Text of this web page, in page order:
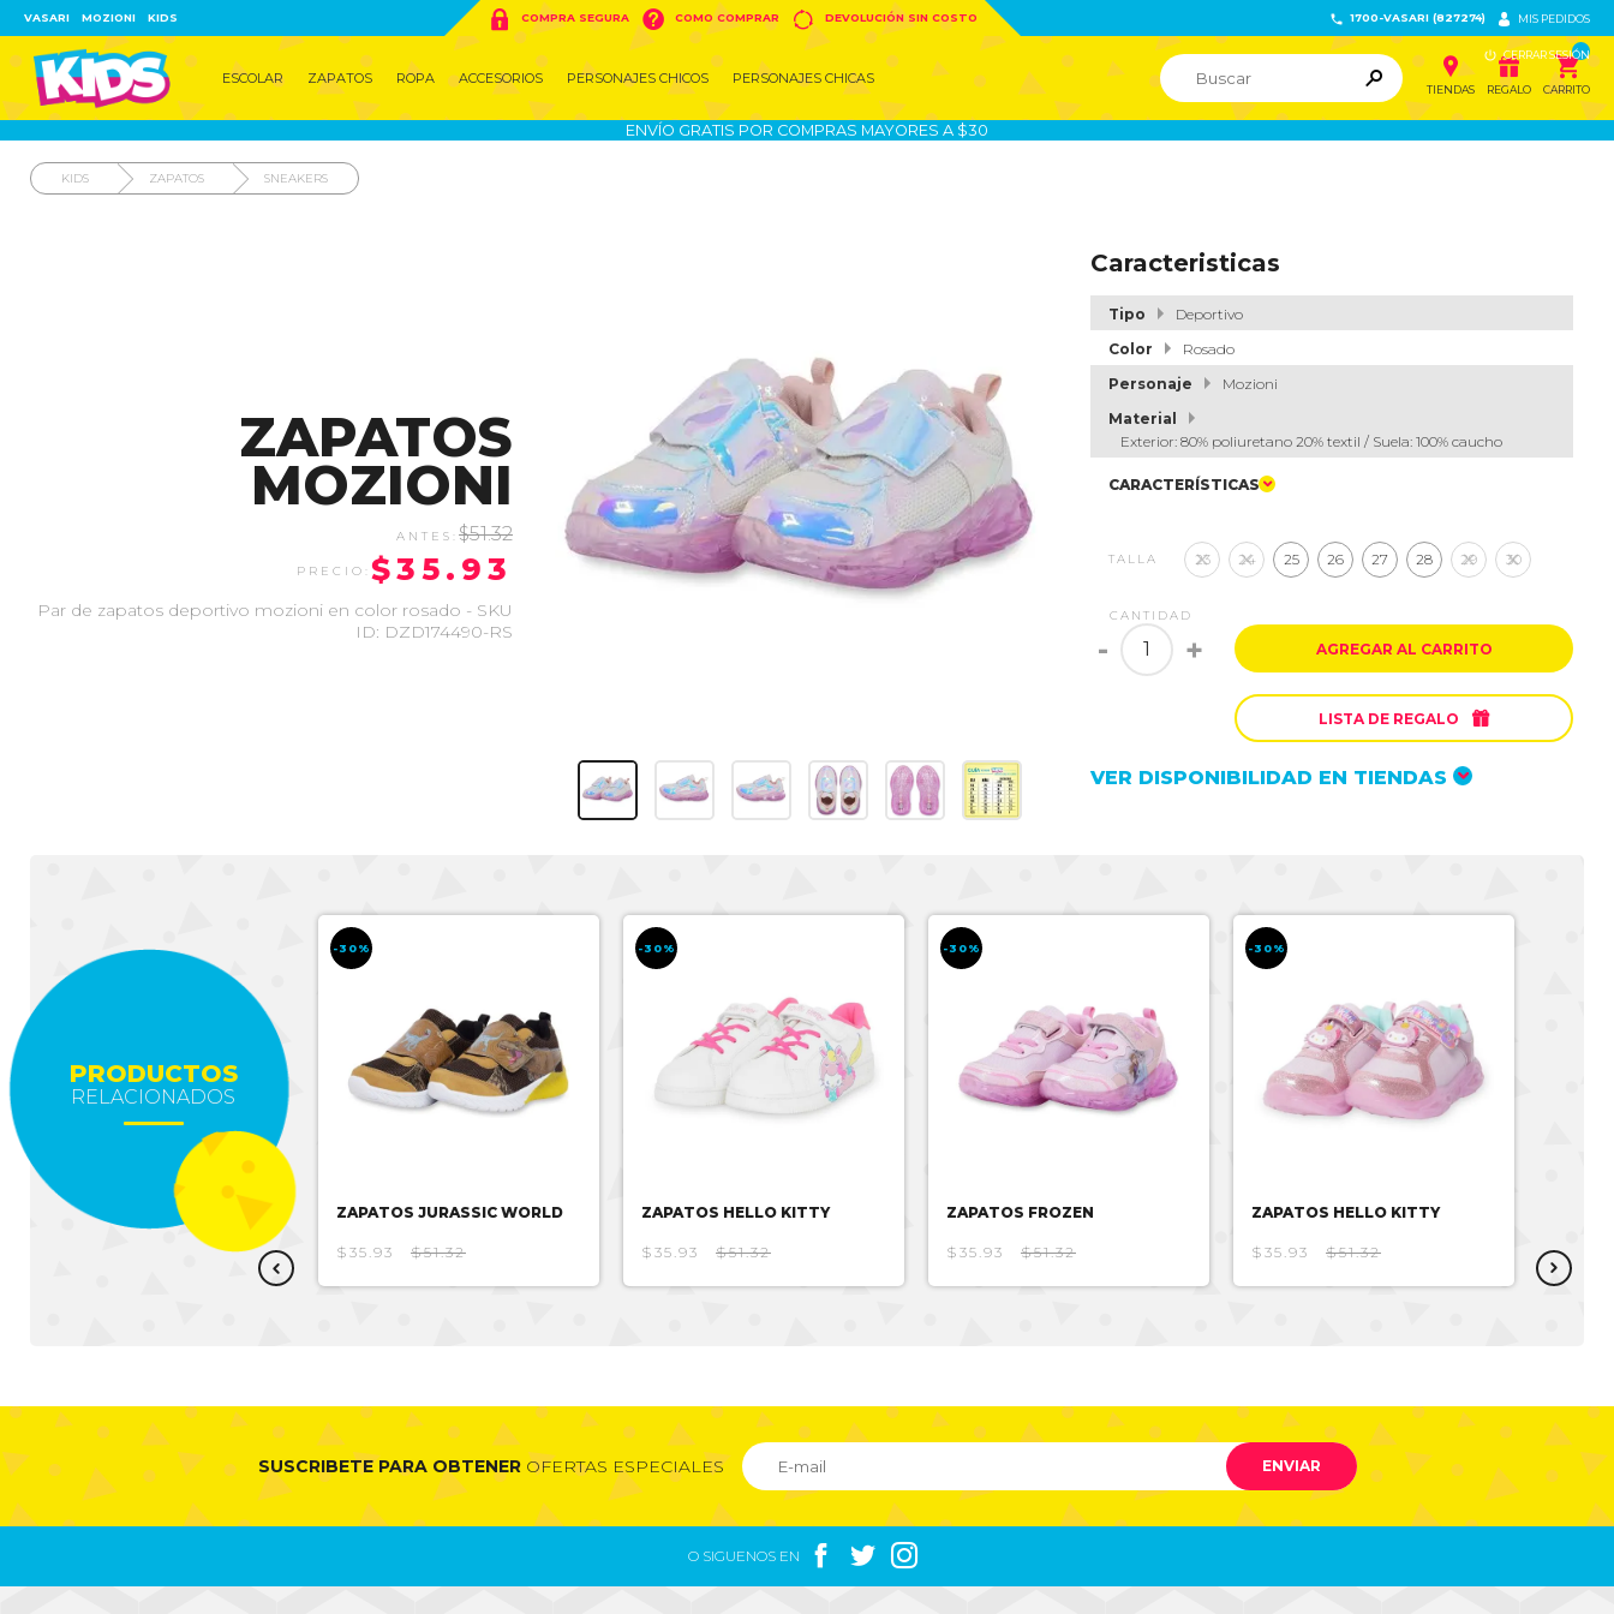
VASARI MOZIONI KIDS  COMPRA SEGURA  COMO COMPRAR  DEVOLUCIÓN SIN COSTO  1700-VASARI (827274)  MIS PEDIDOS
 CERRAR SESIÓN
ESCOLAR ZAPATOS ROPA ACCESORIOS PERSONAJES CHICOS PERSONAJES CHICAS  
TIENDAS

REGALO
ຐ
CARRITO
ENVÍO GRATIS POR COMPRAS MAYORES A $30
KIDS ZAPATOS SNEAKERS
ZAPATOS
MOZIONI
$51.32
$35.93
Par de zapatos deportivo mozioni en color rosado - SKU
ID: DZD174490-RS
Caracteristicas
Tipo
Deportivo
Color
Rosado
Personaje
Mozioni
Material
Exterior: 80% poliuretano 20% textil / Suela: 100% caucho
CARACTERÍSTICAS
TALLA 23 24 25 26 27 28 29 30
CANTIDAD
- + AGREGAR AL CARRITO
LISTA DE REGALO 
VER DISPONIBILIDAD EN TIENDAS
PRODUCTOS
RELACIONADOS
ZAPATOS MOZIONI
-30%
ZAPATOS JURASSIC WORLD
$35.93 $51.32
-30%
ZAPATOS HELLO KITTY
$35.93 $51.32
-30%
ZAPATOS FROZEN
$35.93 $51.32
-30%
ZAPATOS HELLO KITTY
$35.93 $51.32 $35.93
SUSCRIBETE PARA OBTENEROFERTAS ESPECIALES ENVIAR
O SIGUENOS EN   